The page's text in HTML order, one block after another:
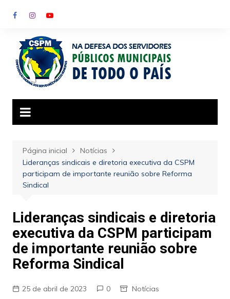
para
conteúdo
Página inicial
Notícias
Lideranças sindicais e diretoria executiva da CSPM
participam de importante reunião sobre Reforma
Sindical
Lideranças sindicais e diretoria
executiva da CSPM participam
de importante reunião sobre
Reforma Sindical
25 de abril de 2023 0 Notícias